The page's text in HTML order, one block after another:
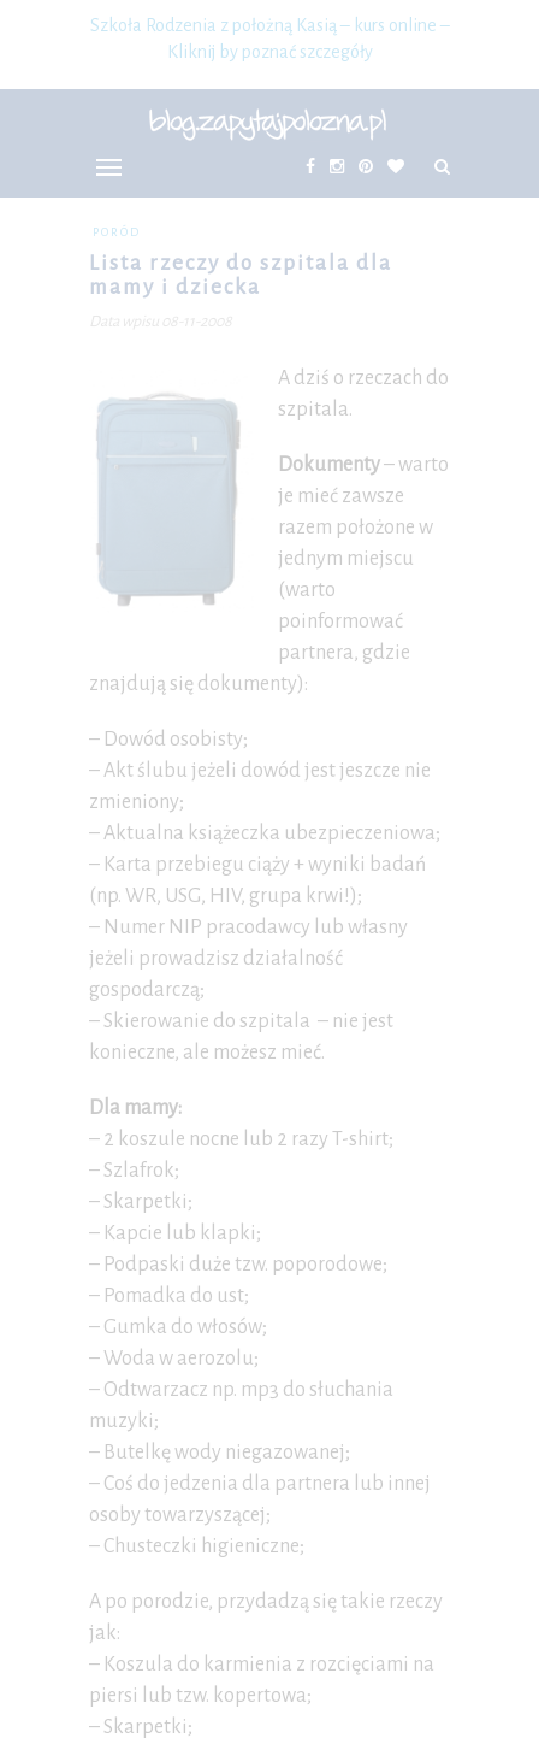
Szkoła Rodzenia z położną Kasią – kurs online –
Kliknij by poznać szczegóły
PORÓD
Lista rzeczy do szpitala dla
mamy i dziecka
Data wpisu 08-11-2008
A dziś o rzeczach do
szpitala.
Dokumenty– warto
je mieć zawsze
razem położone w
jednym miejscu
(warto
poinformować
partnera, gdzie
znajdują się dokumenty):
– Dowód osobisty;
– Akt ślubu jeżeli dowód jest jeszcze nie
zmieniony;
– Aktualna książeczka ubezpieczeniowa;
– Karta przebiegu ciąży + wyniki badań
(np. WR, USG, HIV, grupa krwi!);
– Numer NIP pracodawcy lub własny
jeżeli prowadzisz działalność
gospodarczą;
– Skierowanie do szpitala – nie jest
konieczne, ale możesz mieć.
Dla mamy:
– 2 koszule nocne lub 2 razy T-shirt;
– Szlafrok;
– Skarpetki;
– Kapcie lub klapki;
– Podpaski duże tzw. poporodowe;
– Pomadka do ust;
– Gumka do włosów;
– Woda w aerozolu;
– Odtwarzacz np. mp3 do słuchania
muzyki;
– Butelkę wody niegazowanej;
– Coś do jedzenia dla partnera lub innej
osoby towarzyszącej;
– Chusteczki higieniczne;
A po porodzie, przydadzą się takie rzeczy
jak:
– Koszula do karmienia z rozcięciami na
piersi lub tzw. kopertowa;
– Skarpetki;